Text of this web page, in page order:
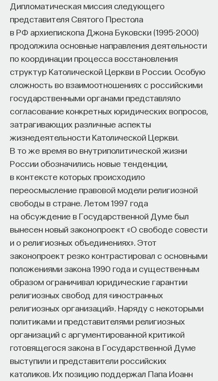
Дипломатическая миссия следующего
представителя Святого Престола
в РФ архиепископа Джона Буковски (1995-2000)
продолжила основные направления деятельности
по координации процесса восстановления
структур Католической Церкви в России. Особую
сложность во взаимоотношениях с российскими
государственными органами представляло
согласование конкретных юридических вопросов,
затрагивающих различные аспекты
жизнедеятельности Католической Церкви.
В то же время во внутриполитической жизни
России обозначились новые тенденции,
в контексте которых происходило
переосмысление правовой модели религиозной
свободы в стране. Летом 1997 года
на обсуждение в Государственной Думе был
вынесен новый законопроект «О свободе совести
и о религиозных объединениях». Этот
законопроект резко контрастировал с основными
положениями закона 1990 года и существенным
образом ограничивал юридические гарантии
религиозных свобод для «иностранных
религиозных организаций». Наряду с некоторыми
политиками и представителями религиозных
организаций с аргументированной критикой
готовящегося закона в Государственной Думе
выступили и представители российских
католиков. Их позицию поддержал Папа Иоанн